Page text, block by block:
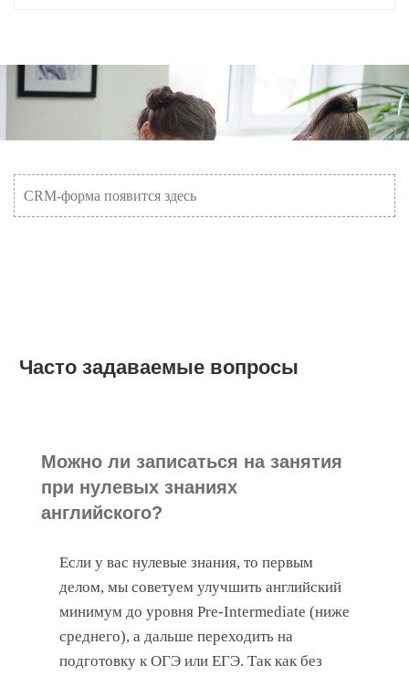
CRM-форма появится здесь
Часто задаваемые вопросы
Можно ли записаться на занятия
при нулевых знаниях
английского?
Если у вас нулевые знания, то первым
делом, мы советуем улучшить английский
минимум до уровня Pre-Intermediate (ниже
среднего), а дальше переходить на
подготовку к ОГЭ или ЕГЭ. Так как без